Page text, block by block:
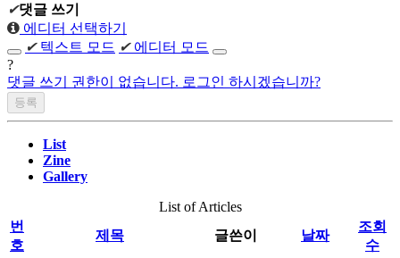
✔댓글 쓰기
에디터 선택하기
✔ 텍스트 모드 ✔ 에디터 모드
?
댓글 쓰기 권한이 없습니다. 로그인 하시겠습니까?
List
Zine
Gallery
List of Articles
번
호
제목 글쓴이 날짜
조회
수